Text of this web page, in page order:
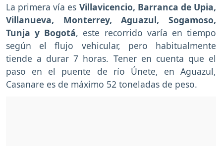
La primera vía es Villavicencio, Barranca de Upia,
Villanueva, Monterrey, Aguazul, Sogamoso,
Tunja y Bogotá, este recorrido varía en tiempo
según el flujo vehicular, pero habitualmente
tiende a durar 7 horas. Tener en cuenta que el
paso en el puente de río Únete, en Aguazul,
Casanare es de máximo 52 toneladas de peso.